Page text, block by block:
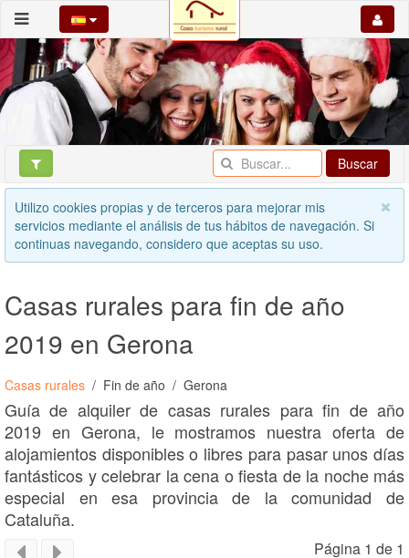
Buscar
Utilizo cookies propias y de terceros para mejorar mis
servicios mediante el análisis de tus hábitos de navegación. Si
continuas navegando, considero que aceptas su uso.
Casas rurales para fin de año
2019 en Gerona
Casas rurales Fin de año Gerona
Guía de alquiler de casas rurales para fin de año
2019 en Gerona, le mostramos nuestra oferta de
alojamientos disponibles o libres para pasar unos días
fantásticos y celebrar la cena o fiesta de la noche más
especial en esa provincia de la comunidad de
Cataluña.
Página 1 de 1